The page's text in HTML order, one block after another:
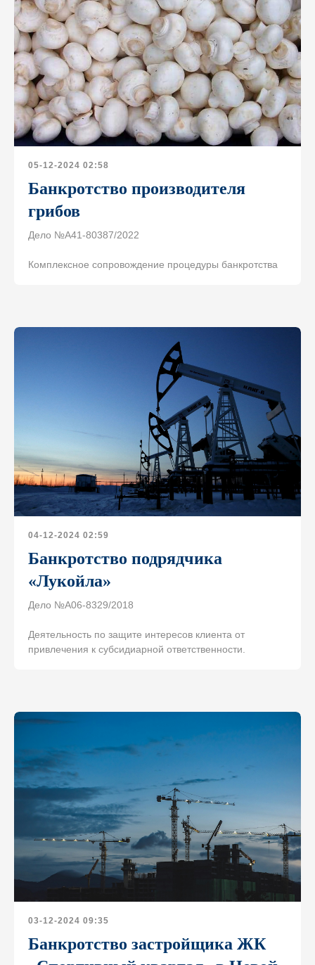
05-12-2024 02:58
Банкротство производителя
грибов
Дело №А41-80387/2022
Комплексное сопровождение процедуры банкротства
04-12-2024 02:59
Банкротство подрядчика
«Лукойла»
Дело №А06-8329/2018
Деятельность по защите интересов клиента от
привлечения к субсидиарной ответственности.
03-12-2024 09:35
Банкротство застройщика ЖК
Москва, Ленинская слобода 19
Свяжитесь с нами
Телефон
Адрес офиса